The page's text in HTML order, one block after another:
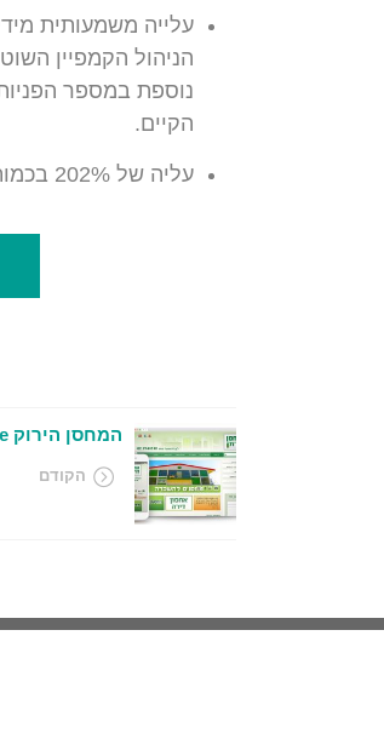
עלייה משמעותית
הניהול הקמפיין
נוספת במספר
הקיים.
עליה של 202% בכמות הכניסות האורגניות לאתר בחודש!
המחסן הירוק Green Storage
הקודם